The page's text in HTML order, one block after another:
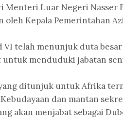
Menteri Luar Negeri Nasser
oleh Kepala Pemerintahan
VI telah menunjuk duta
untuk menduduki jabatan
ditunjuk untuk Afrika
dan mantan
akan menjabat sebagai